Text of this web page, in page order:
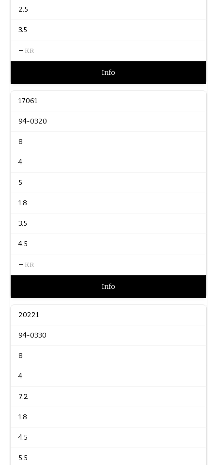
2.5
3.5
– KR
Info
17061
94-0320
8
4
5
1.8
3.5
4.5
– KR
Info
20221
94-0330
8
4
7.2
1.8
4.5
5.5